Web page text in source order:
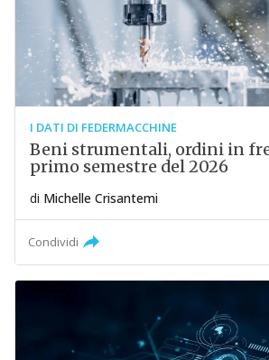
I DATI DI FEDERMACCHINE
Beni strumentali, ordini in
primo semestre del 2026
di Michelle Crisantemi
Condividi